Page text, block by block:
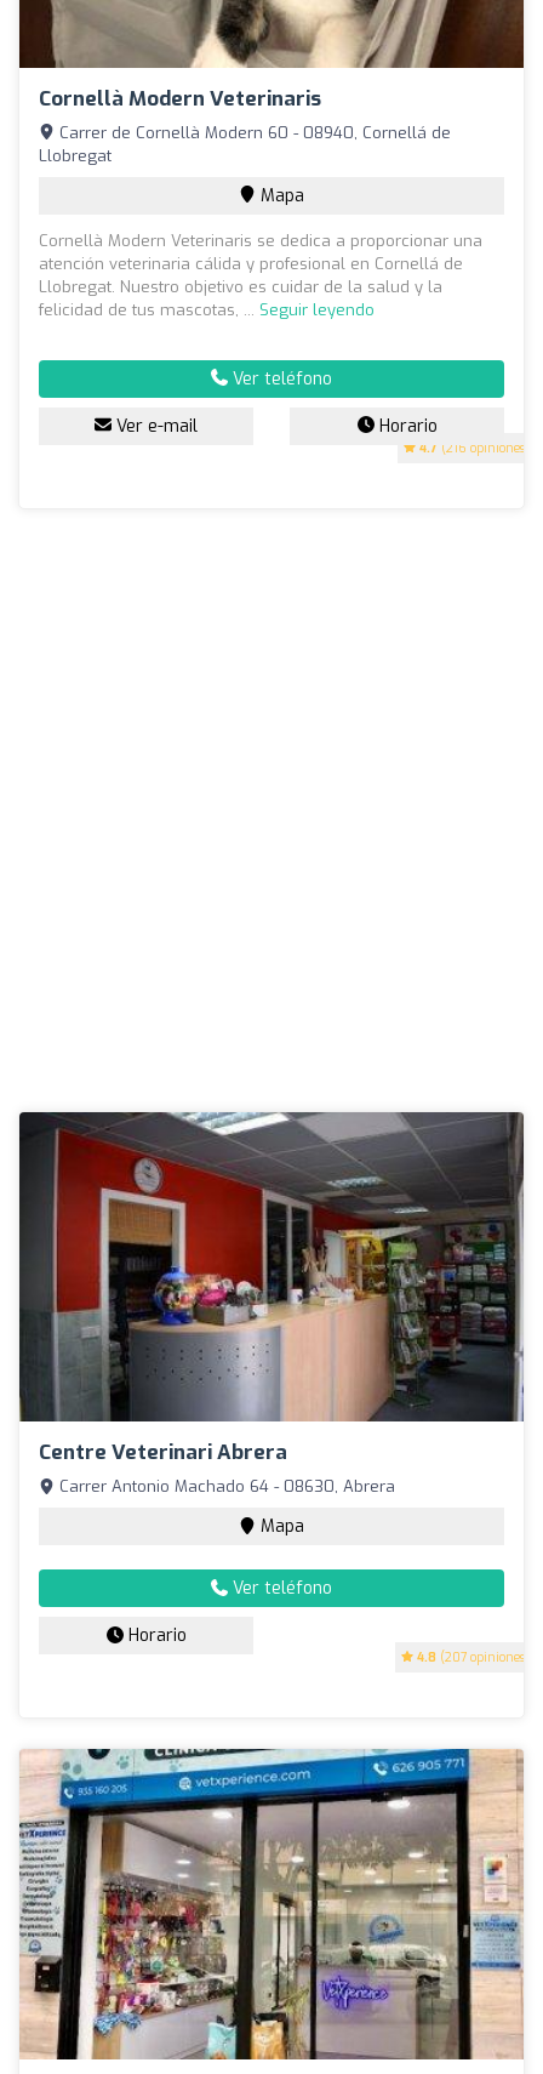
Cornellà Modern Veterinaris
4.7 (216 opiniones)
Carrer de Cornellà Modern 60 - 08940, Cornellá de
Llobregat
Mapa
Cornellà Modern Veterinaris se dedica a proporcionar una
atención veterinaria cálida y profesional en Cornellá de
Llobregat. Nuestro objetivo es cuidar de la salud y la
felicidad de tus mascotas, ... Seguir leyendo
Ver teléfono
Ver e-mail Horario
Centre Veterinari Abrera
4.8 (207 opiniones)
Carrer Antonio Machado 64 - 08630, Abrera
Mapa
Ver teléfono
Horario